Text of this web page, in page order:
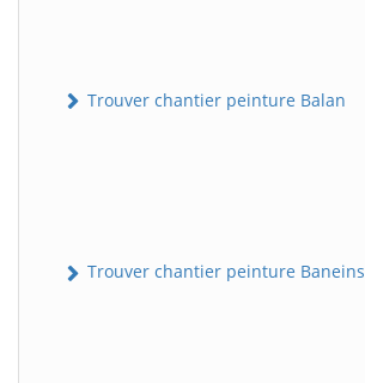
Trouver chantier peinture Balan
Trouver chantier peinture Baneins